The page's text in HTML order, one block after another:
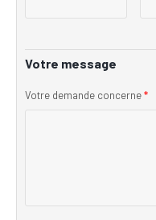
Votre message
Votre demande concerne*